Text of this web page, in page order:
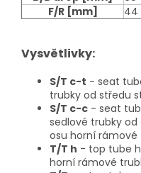
F/R [mm] 44
Vysvětlivky:
S/T c-t - seat
trubky od středu
S/T c-c - seat
sedlové trubky
osu horní rámové
T/T h - top tube
horní rámové